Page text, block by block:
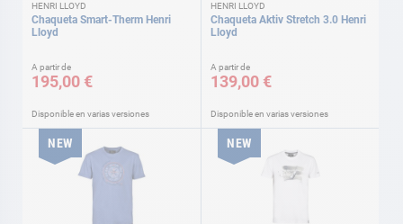
HENRI LLOYD
Chaqueta Smart-Therm Henri
Lloyd
A partir de
195,00 €
Disponible en varias versiones
HENRI LLOYD
Chaqueta Aktiv Stretch 3.0 Henri
Lloyd
A partir de
139,00 €
Disponible en varias versiones
NEW NEW